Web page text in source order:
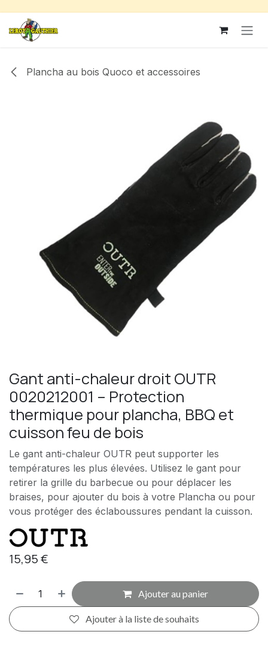
Se rendre au contenu
Plancha au bois Quoco et accessoires
Gant anti-chaleur droit OUTR
0020212001 – Protection
thermique pour plancha, BBQ et
cuisson feu de bois
Le gant anti-chaleur OUTR peut supporter les
températures les plus élevées. Utilisez le gant pour
retirer la grille du barbecue ou pour déplacer les
braises, pour ajouter du bois à votre Plancha ou pour
vous protéger des éclaboussures pendant la cuisson.
15,95€
Ajouter au panier
Ajouter à la liste de souhaits